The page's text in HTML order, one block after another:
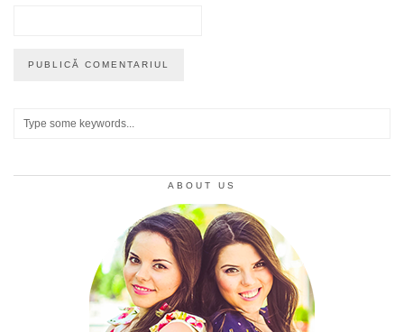
ABOUT US